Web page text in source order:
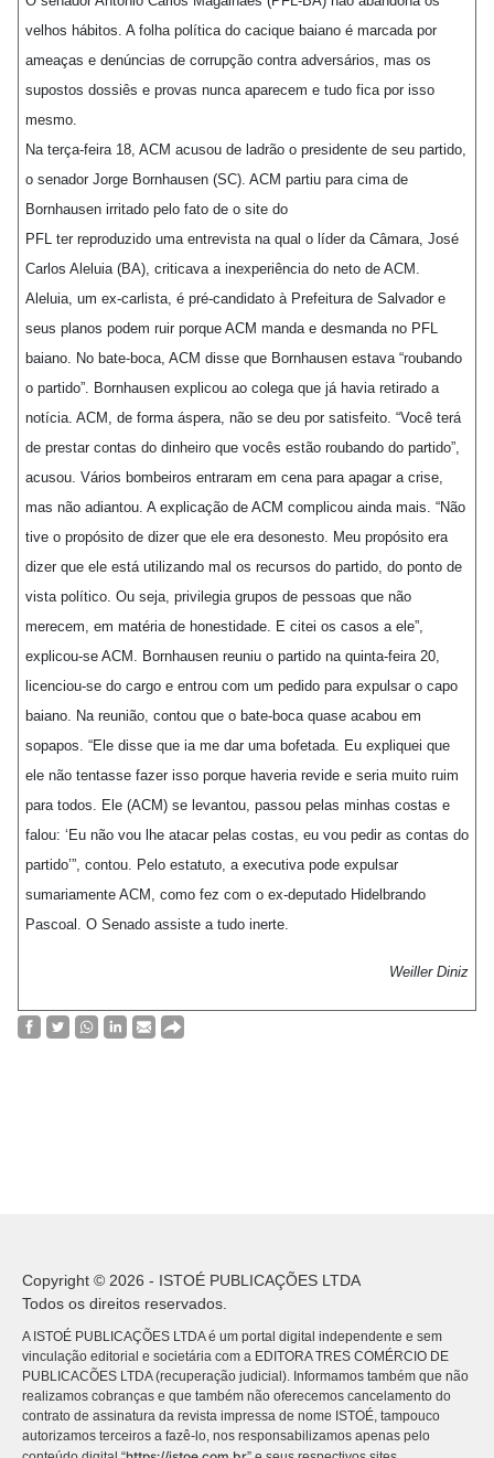
velhos hábitos. A folha política do cacique baiano é marcada por
ameaças e denúncias de corrupção contra adversários, mas os
supostos dossiês e provas nunca aparecem e tudo fica por isso
mesmo.
Na terça-feira 18, ACM acusou de ladrão o presidente de seu partido,
o senador Jorge Bornhausen (SC). ACM partiu para cima de
Bornhausen irritado pelo fato de o site do
PFL ter reproduzido uma entrevista na qual o líder da Câmara, José
Carlos Aleluia (BA), criticava a inexperiência do neto de ACM.
Aleluia, um ex-carlista, é pré-candidato à Prefeitura de Salvador e
seus planos podem ruir porque ACM manda e desmanda no PFL
baiano. No bate-boca, ACM disse que Bornhausen estava “roubando
o partido”. Bornhausen explicou ao colega que já havia retirado a
notícia. ACM, de forma áspera, não se deu por satisfeito. “Você terá
de prestar contas do dinheiro que vocês estão roubando do partido”,
acusou. Vários bombeiros entraram em cena para apagar a crise,
mas não adiantou. A explicação de ACM complicou ainda mais. “Não
tive o propósito de dizer que ele era desonesto. Meu propósito era
dizer que ele está utilizando mal os recursos do partido, do ponto de
vista político. Ou seja, privilegia grupos de pessoas que não
merecem, em matéria de honestidade. E citei os casos a ele”,
explicou-se ACM. Bornhausen reuniu o partido na quinta-feira 20,
licenciou-se do cargo e entrou com um pedido para expulsar o capo
baiano. Na reunião, contou que o bate-boca quase acabou em
sopapos. “Ele disse que ia me dar uma bofetada. Eu expliquei que
ele não tentasse fazer isso porque haveria revide e seria muito ruim
para todos. Ele (ACM) se levantou, passou pelas minhas costas e
falou: ‘Eu não vou lhe atacar pelas costas, eu vou pedir as contas do
partido’”, contou. Pelo estatuto, a executiva pode expulsar
sumariamente ACM, como fez com o ex-deputado Hidelbrando
Pascoal. O Senado assiste a tudo inerte.
Weiller Diniz
Copyright © 2026 - ISTOÉ PUBLICAÇÕES LTDA
Todos os direitos reservados.
A ISTOÉ PUBLICAÇÕES LTDA é um portal digital independente e sem
vinculação editorial e societária com a EDITORA TRES COMÉRCIO DE
PUBLICACÕES LTDA (recuperação judicial). Informamos também que não
realizamos cobranças e que também não oferecemos cancelamento do
contrato de assinatura da revista impressa de nome ISTOÉ, tampouco
autorizamos terceiros a fazê-lo, nos responsabilizamos apenas pelo